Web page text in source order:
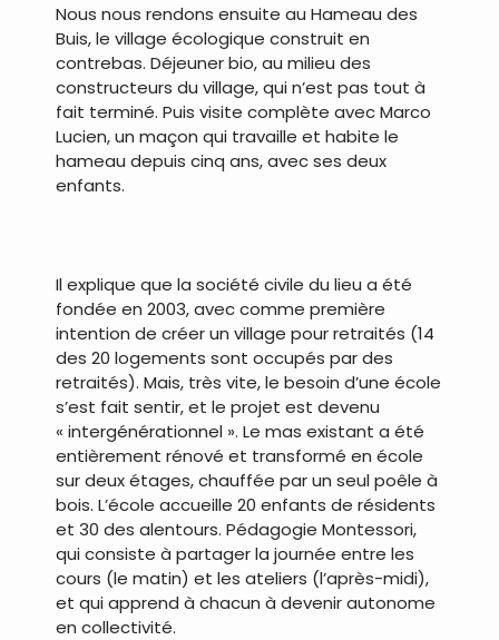
Nous nous rendons ensuite au Hameau des
Buis, le village écologique construit en
contrebas. Déjeuner bio, au milieu des
constructeurs du village, qui n’est pas tout à
fait terminé. Puis visite complète avec Marco
Lucien, un maçon qui travaille et habite le
hameau depuis cinq ans, avec ses deux
enfants.
Il explique que la société civile du lieu a été
fondée en 2003, avec comme première
intention de créer un village pour retraités (14
des 20 logements sont occupés par des
retraités). Mais, très vite, le besoin d’une école
s’est fait sentir, et le projet est devenu
« intergénérationnel ». Le mas existant a été
entièrement rénové et transformé en école
sur deux étages, chauffée par un seul poêle à
bois. L’école accueille 20 enfants de résidents
et 30 des alentours. Pédagogie Montessori,
qui consiste à partager la journée entre les
cours (le matin) et les ateliers (l’après-midi),
et qui apprend à chacun à devenir autonome
en collectivité.